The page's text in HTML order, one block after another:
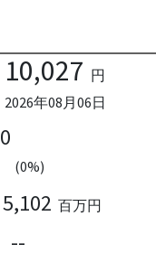
10,027 円
2026年08月06日
0
(0%)
5,102 百万円
--